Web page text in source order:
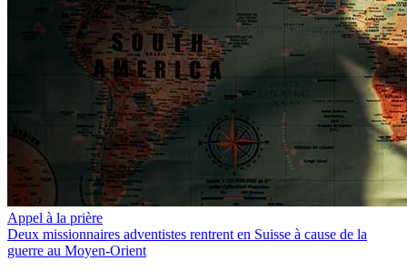
Appel à la prière
Deux missionnaires adventistes rentrent en Suisse à cause de la
guerre au Moyen-Orient